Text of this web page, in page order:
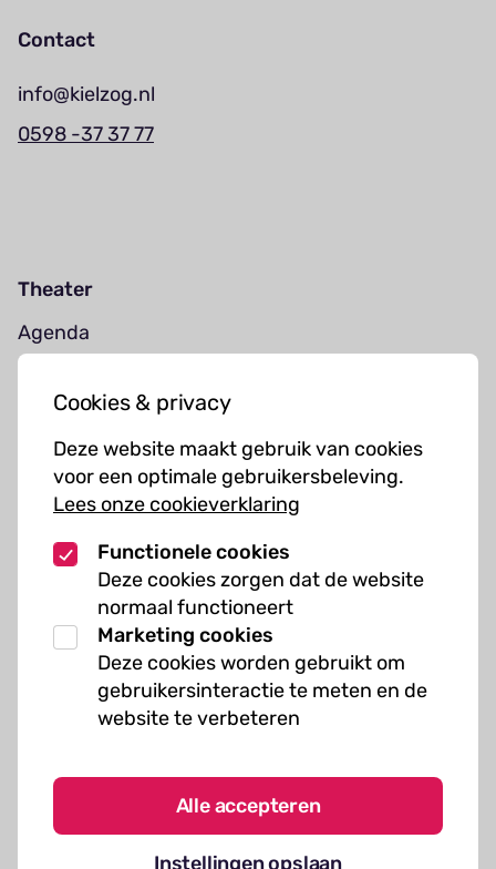
Cookies & privacy
Deze website maakt gebruik van cookies
voor een optimale gebruikersbeleving.
Lees onze cookieverklaring
Functionele cookies
Deze cookies zorgen dat de website
normaal functioneert
Marketing cookies
Deze cookies worden gebruikt om
gebruikersinteractie te meten en de
website te verbeteren
Alle accepteren
Instellingen opslaan
Contact
info@kielzog.nl
0598 -37 37 77
Theater
Agenda
Muziekcursussen
Kunst cursussen
Over ons
Organisatie
Werken bij Kielzog
Veelgestelde vragen
Algemene voorwaarden